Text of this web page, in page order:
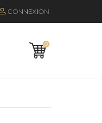
CONNEXION
0